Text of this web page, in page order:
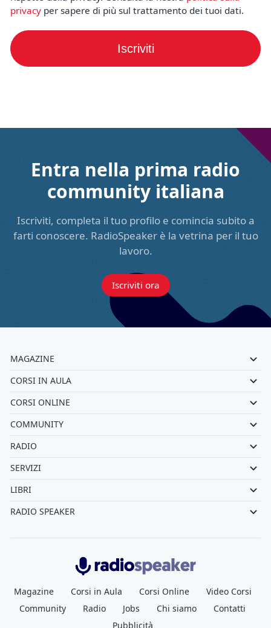
privacy per sapere di più sul trattamento dei tuoi dati.
Entra nella prima radio
community italiana
Iscriviti, completa il tuo profilo e comincia subito a
farti conoscere. RadioSpeaker è la vetrina per il tuo
lavoro.
Iscriviti ora
MAGAZINE
CORSI IN AULA
CORSI ONLINE
COMMUNITY
RADIO
SERVIZI
LIBRI
RADIO SPEAKER
Radiospeaker.it
Magazine Corsi in Aula Corsi Online
Video Corsi
Community
Radio Jobs Chi siamo
Contatti
Pubblicità